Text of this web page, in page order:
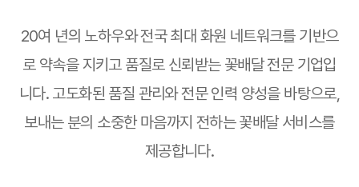
20여 년의 노하우와 전국 최대 화원 네트워크를 기반으
로 약속을 지키고 품질로 신뢰받는 꽃배달 전문 기업입
니다. 고도화된 품질 관리와 전문 인력 양성을 바탕으로,
보내는 분의 소중한 마음까지 전하는 꽃배달 서비스를
제공합니다.